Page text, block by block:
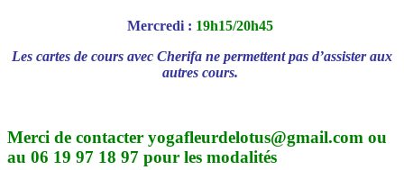
Mercredi : 19h15/20h45
Les cartes de cours avec Cherifa ne permettent pas d’assister aux
autres cours.
Merci de contacter yogafleurdelotus@gmail.com ou
au 06 19 97 18 97 pour les modalités